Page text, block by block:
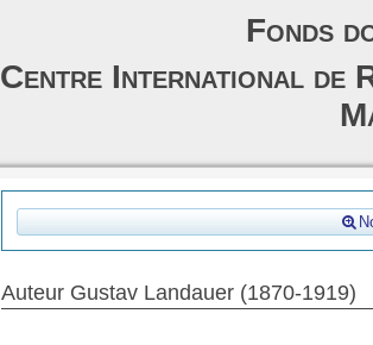
Auteur Gustav Landauer (1870-1919)
Fonds
Centre International de